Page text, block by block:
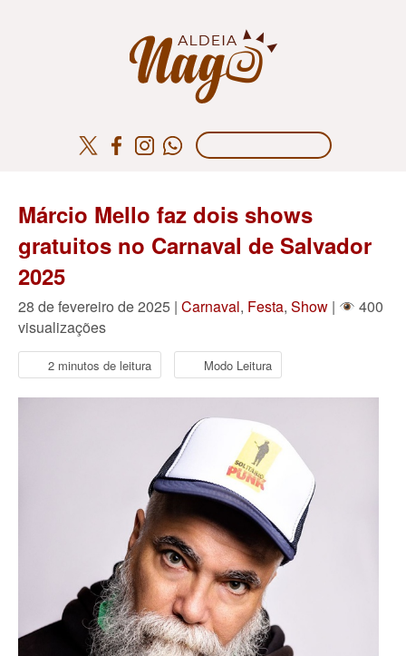
Márcio Mello faz dois shows
gratuitos no Carnaval de Salvador
2025
28 de fevereiro de 2025 | Carnaval, Festa, Show |
400
visualizações
2 minutos de leitura Modo Leitura